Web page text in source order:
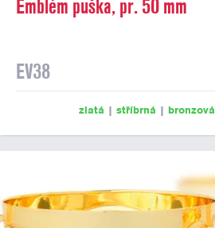
Emblém puška, pr. 50 mm
EV38
zlatá |stříbrná | bronzová